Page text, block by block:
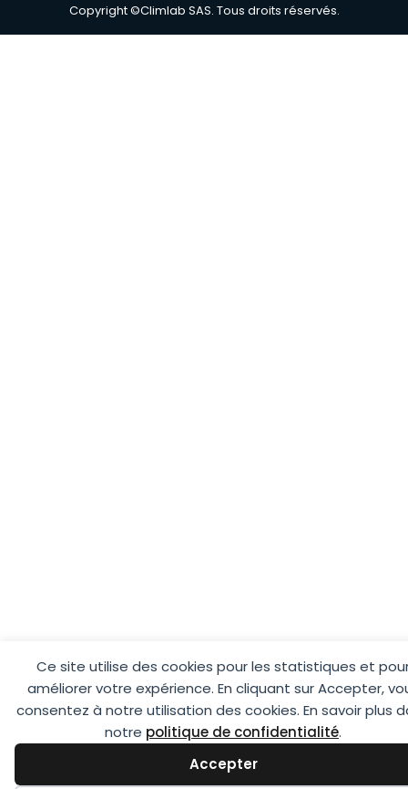
Ce site utilise des cookies pour les statistiques et
améliorer votre expérience. En cliquant sur Accepter,
consentez à notre utilisation des cookies. En savoir plus
notre politique de confidentialité.
Accepter
Copyright ©Climlab SAS. Tous droits réservés.